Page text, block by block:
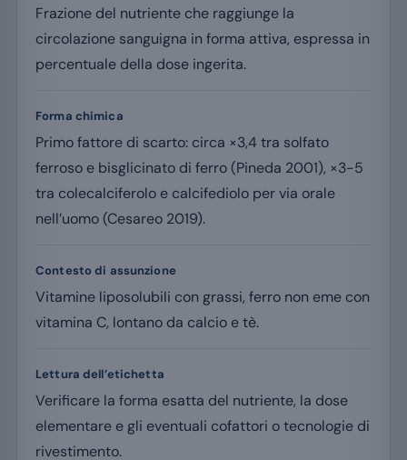
Frazione del nutriente che raggiunge la
circolazione sanguigna in forma attiva, espressa in
percentuale della dose ingerita.
Forma chimica
Primo fattore di scarto: circa ×3,4 tra solfato
ferroso e bisglicinato di ferro (Pineda 2001), ×3-5
tra colecalciferolo e calcifediolo per via orale
nell’uomo (Cesareo 2019).
Contesto di assunzione
Vitamine liposolubili con grassi, ferro non eme con
vitamina C, lontano da calcio e tè.
Lettura dell’etichetta
Verificare la forma esatta del nutriente, la dose
elementare e gli eventuali cofattori o tecnologie di
rivestimento.